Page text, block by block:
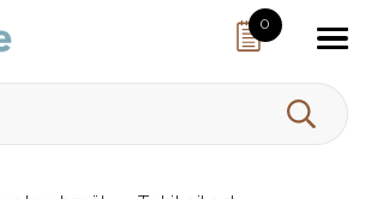
0
HAE